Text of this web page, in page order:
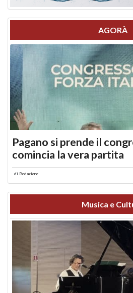
AGORÀ
Pagano si prende il
comincia la vera partita
di Redazione
Musica e